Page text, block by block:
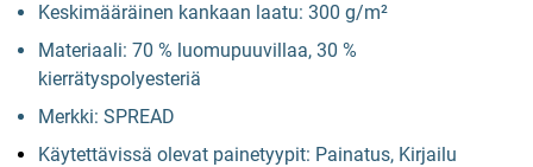
Keskimääräinen kankaan laatu: 300 g/m²
Materiaali: 70 % luomupuuvillaa, 30 %
kierrätyspolyesteriä
Merkki: SPREAD
Käytettävissä olevat painetyypit: Painatus, Kirjailu